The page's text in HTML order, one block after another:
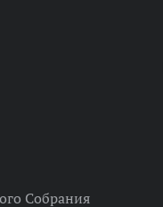
Собрания